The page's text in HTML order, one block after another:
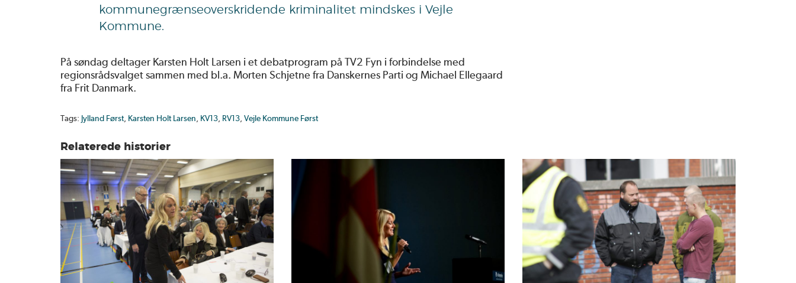
kommunegrænseoverskridende kriminalitet mindskes i Vejle
Kommune.
På søndag deltager Karsten Holt Larsen i et debatprogram på TV2 Fyn i forbindelse med
regionsrådsvalget sammen med bl.a. Morten Schjetne fra Danskernes Parti og Michael Ellegaard
fra Frit Danmark.
Tags: Jylland Først, Karsten Holt Larsen KV13 RV13 Vejle Kommune Først
Relaterede historier